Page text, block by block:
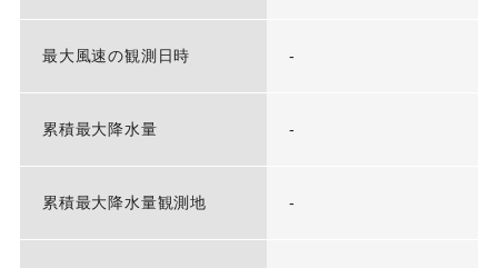
最大風速の観測日時 -
累積最大降水量 -
累積最大降水量観測地 -